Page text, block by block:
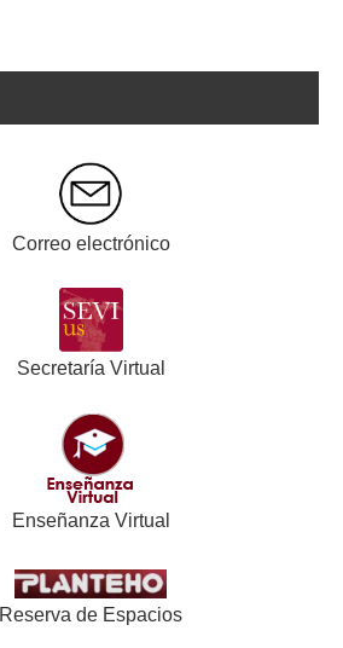
Correo electrónico
Secretaría Virtual
Enseñanza Virtual
Reserva de Espacios